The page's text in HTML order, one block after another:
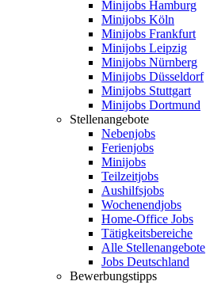
Minijobs Hamburg
Minijobs Köln
Minijobs Frankfurt
Minijobs Leipzig
Minijobs Nürnberg
Minijobs Düsseldorf
Minijobs Stuttgart
Minijobs Dortmund
Stellenangebote
Nebenjobs
Ferienjobs
Minijobs
Teilzeitjobs
Aushilfsjobs
Wochenendjobs
Home-Office Jobs
Tätigkeitsbereiche
Alle Stellenangebote
Jobs Deutschland
Bewerbungstipps